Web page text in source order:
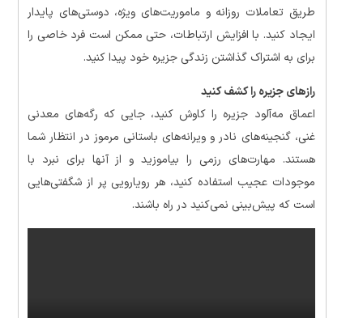
طریق تعاملات روزانه و ماموریت‌های ویژه، دوستی‌های پایدار
ایجاد کنید. با افزایش ارتباطات، حتی ممکن است فرد خاصی را
برای به اشتراک گذاشتن زندگی جزیره خود پیدا کنید.
رازهای جزیره را کشف کنید
اعماق مه‌آلود جزیره را کاوش کنید، جایی که رگه‌های معدنی
غنی، گنجینه‌های نادر و ویرانه‌های باستانی مرموز در انتظار شما
هستند. مهارت‌های رزمی را بیاموزید و از آنها برای نبرد با
موجودات عجیب استفاده کنید، هر رویارویی پر از شگفتی‌هایی
است که پیش‌بینی نمی‌کنید در راه باشند.